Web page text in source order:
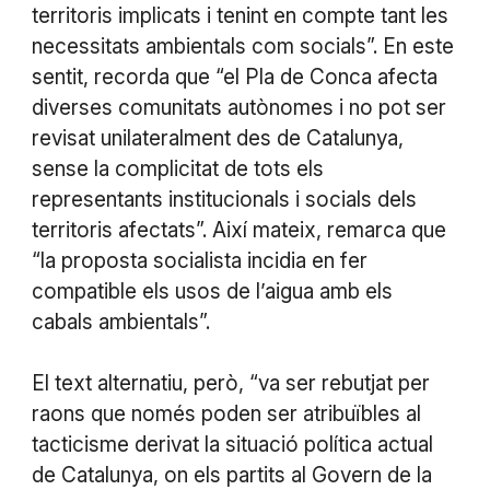
territoris implicats i tenint en compte tant les
necessitats ambientals com socials”. En este
sentit, recorda que “el Pla de Conca afecta
diverses comunitats autònomes i no pot ser
revisat unilateralment des de Catalunya,
sense la complicitat de tots els
representants institucionals i socials dels
territoris afectats”. Així mateix, remarca que
“la proposta socialista incidia en fer
compatible els usos de l’aigua amb els
cabals ambientals”.
El text alternatiu, però, “va ser rebutjat per
raons que només poden ser atribuïbles al
tacticisme derivat la situació política actual
de Catalunya, on els partits al Govern de la